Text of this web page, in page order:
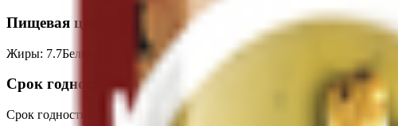
Пищевая ценность на 100г
Жиры: 7.7Белки Калории:336 Углеводы:
Срок годности
Срок годности 12 месяцев